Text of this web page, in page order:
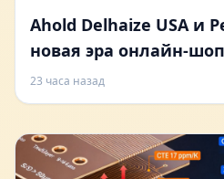
Ahold Delhaize USA и
новая эра онлайн-
23 часа назад